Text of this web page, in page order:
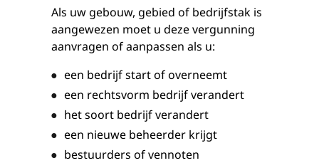
Als uw gebouw, gebied of bedrijfstak is
aangewezen moet u deze vergunning
aanvragen of aanpassen als u:
een bedrijf start of overneemt
een rechtsvorm bedrijf verandert
het soort bedrijf verandert
een nieuwe beheerder krijgt
bestuurders of vennoten